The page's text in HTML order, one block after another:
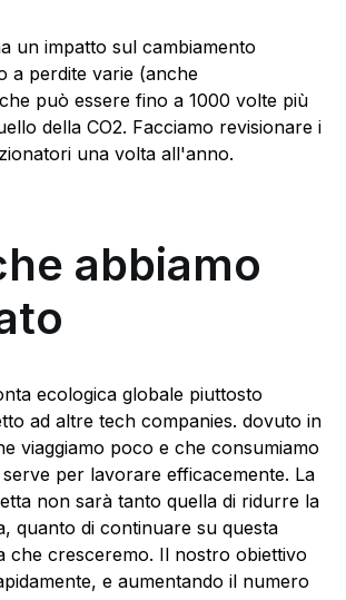
un impatto sul cambiamento
a perdite varie (anche
può essere fino a 1000 volte più
della CO2. Facciamo revisionare i
una volta all'anno.
abbiamo
ecologica globale piuttosto
ad altre tech companies. dovuto in
viaggiamo poco e che consumiamo
per lavorare efficacemente. La
non sarà tanto quella di ridurre la
quanto di continuare su questa
che cresceremo. Il nostro obiettivo
e aumentando il numero